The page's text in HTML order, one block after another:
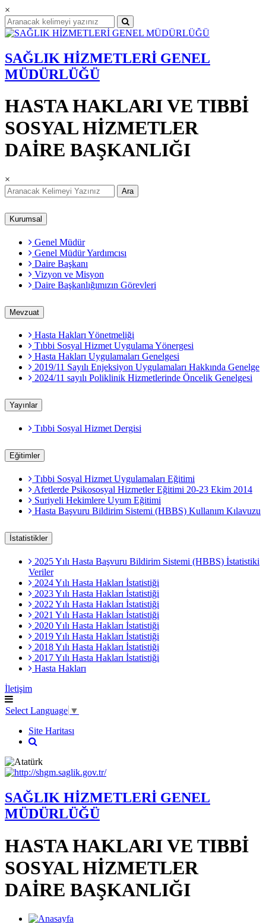
×
SAĞLIK HİZMETLERİ GENEL
MÜDÜRLÜĞÜ
HASTA HAKLARI VE TIBBİ
SOSYAL HİZMETLER
DAİRE BAŞKANLIĞI
×
Ara
Kurumsal
Genel Müdür
Genel Müdür Yardımcısı
Daire Başkanı
Vizyon ve Misyon
Daire Başkanlığımızın Görevleri
Mevzuat
Hasta Hakları Yönetmeliği
Tıbbi Sosyal Hizmet Uygulama Yönergesi
Hasta Hakları Uygulamaları Genelgesi
2019/11 Sayılı Enjeksiyon Uygulamaları Hakkında Genelge
2024/11 sayılı Poliklinik Hizmetlerinde Öncelik Genelgesi
Yayınlar
Tıbbi Sosyal Hizmet Dergisi
Eğitimler
Tıbbi Sosyal Hizmet Uygulamaları Eğitimi
Afetlerde Psikososyal Hizmetler Eğitimi 20-23 Ekim 2014
Suriyeli Hekimlere Uyum Eğitimi
Hasta Başvuru Bildirim Sistemi (HBBS) Kullanım Kılavuzu
İstatistikler
2025 Yılı Hasta Başvuru Bildirim Sistemi (HBBS) İstatistiki
Veriler
2024 Yılı Hasta Hakları İstatistiği
2023 Yılı Hasta Hakları İstatistiği
2022 Yılı Hasta Hakları İstatistiği
2021 Yılı Hasta Hakları İstatistiği
2020 Yılı Hasta Hakları İstatistiği
2019 Yılı Hasta Hakları İstatistiği
2018 Yılı Hasta Hakları İstatistiği
2017 Yılı Hasta Hakları İstatistiği
Hasta Hakları
İletişim
Select Language ▼
Site Haritası
SAĞLIK HİZMETLERİ GENEL
MÜDÜRLÜĞÜ
HASTA HAKLARI VE TIBBİ
SOSYAL HİZMETLER
DAİRE BAŞKANLIĞI